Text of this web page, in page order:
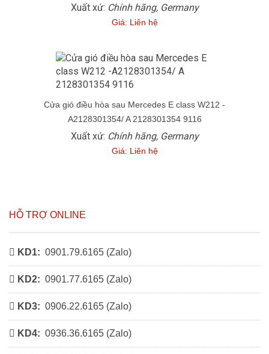
Xuất xứ: Chính hãng, Germany
Giá: Liên hệ
Cửa gió điều hòa sau Mercedes E class W212 -
A2128301354/ A 2128301354 9116
Xuất xứ: Chính hãng, Germany
Giá: Liên hệ
HỖ TRỢ ONLINE
KD1: 0901.79.6165 (Zalo)
KD2: 0901.77.6165 (Zalo)
KD3: 0906.22.6165 (Zalo)
KD4: 0936.36.6165 (Zalo)